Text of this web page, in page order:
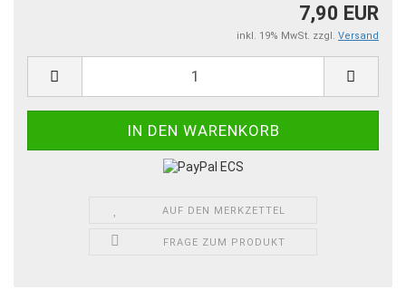
7,90 EUR
inkl. 19% MwSt. zzgl. Versand
AUF DEN MERKZETTEL
FRAGE ZUM PRODUKT